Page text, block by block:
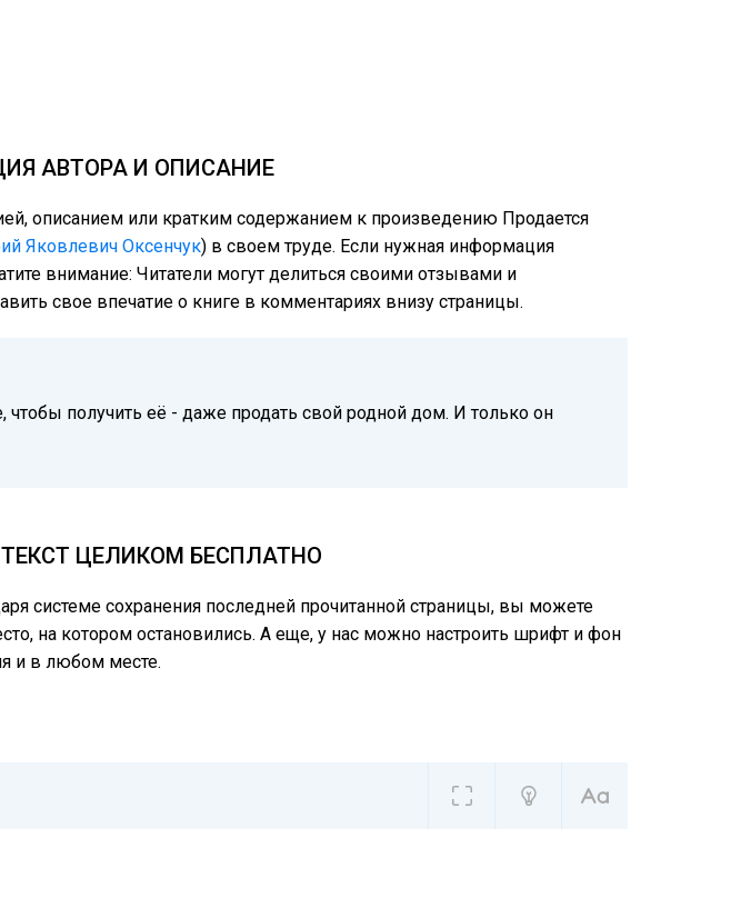
АВТОРА И ОПИСАНИЕ
описанием или кратким содержанием к произведению Продается
Яковлевич Оксенчук) в своем труде. Если нужная информация
внимание: Читатели могут делиться своими отзывами и
свое впечатие о книге в комментариях внизу страницы.
получить её - даже продать свой родной дом. И только он
ЦЕЛИКОМ БЕСПЛАТНО
системе сохранения последней прочитанной страницы, вы можете
на котором остановились. А еще, у нас можно настроить шрифт и фон
и в любом месте.